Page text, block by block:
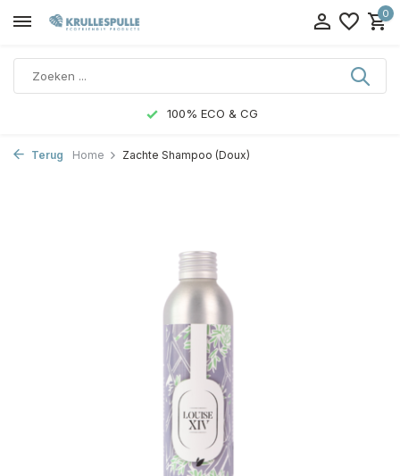
0
100% ECO & CG
Terug Home Zachte Shampoo (Doux)